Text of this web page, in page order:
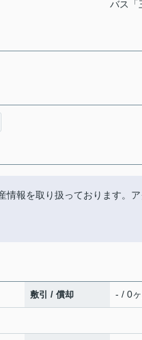
バス「
情報を取り扱っております。
敷引 / 償却 - / 0